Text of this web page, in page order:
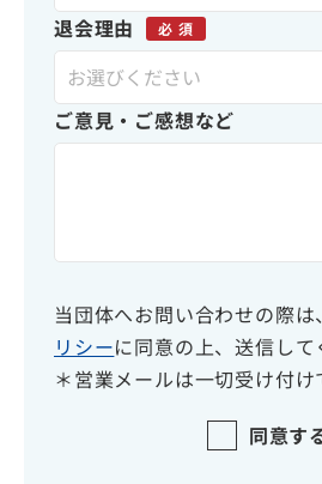
退会理由 必 須
ご意見・ご感想など
当団体へお問い合わせの際は、
リシーに同意の上、送信して
＊営業メールは一切受け付け
同意す